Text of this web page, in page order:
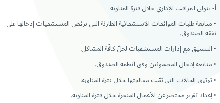
أ‌- يتولى المراقب الإداري خلال فترة المناوبة:
• متابعة طلبات الموافقات الاستشفائية الطارئة التي ترفض المستشفيات إدخالها على
نفقة الصندوق.
• التنسيق مع إدارات المستشفيات لحلّ كافّة المشاكل.
• متابعة إدخال المضمونين وفق أنظمة الصندوق.
• توثيق الحالات التي تمّت معالجتها خلال فترة المناوبة.
• إعداد تقرير مختصر عن الأعمال المنجزة خلال فترة المناوبة.